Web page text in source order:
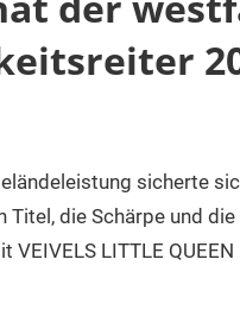
sicherte
Titel, die Schärpe und
VEIVELS LITTLE QUEEN